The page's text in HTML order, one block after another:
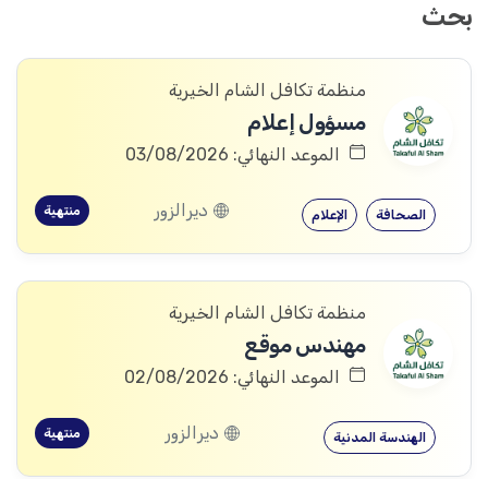
بحث
منظمة تكافل الشام الخيرية
مسؤول إعلام
الموعد النهائي: 03/08/2026
الإعلام الصحافة ديرالزور منتهية
منظمة تكافل الشام الخيرية
مهندس موقع
الموعد النهائي: 02/08/2026
الهندسة المدنية ديرالزور منتهية